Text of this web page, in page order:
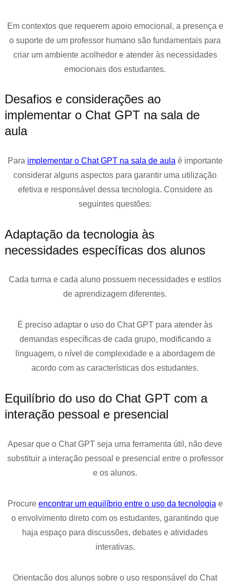
Em contextos que requerem apoio emocional, a presença e
o suporte de um professor humano são fundamentais para
criar um ambiente acolhedor e atender às necessidades
emocionais dos estudantes.
Desafios e considerações ao
implementar o Chat GPT na sala de
aula
Para implementar o Chat GPT na sala de aula é importante
considerar alguns aspectos para garantir uma utilização
efetiva e responsável dessa tecnologia. Considere as
seguintes questões:
Adaptação da tecnologia às
necessidades específicas dos alunos
Cada turma e cada aluno possuem necessidades e estilos
de aprendizagem diferentes.
É preciso adaptar o uso do Chat GPT para atender às
demandas específicas de cada grupo, modificando a
linguagem, o nível de complexidade e a abordagem de
acordo com as características dos estudantes.
Equilíbrio do uso do Chat GPT com a
interação pessoal e presencial
Apesar que o Chat GPT seja uma ferramenta útil, não deve
substituir a interação pessoal e presencial entre o professor
e os alunos.
Procure encontrar um equilíbrio entre o uso da tecnologia e
o envolvimento direto com os estudantes, garantindo que
haja espaço para discussões, debates e atividades
interativas.
Orientação dos alunos sobre o uso responsável do Chat